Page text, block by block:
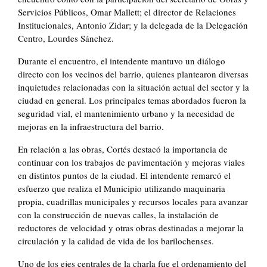
Servicios Públicos, Omar Mallett; el director de Relaciones
Institucionales, Antonio Zidar; y la delegada de la Delegación
Centro, Lourdes Sánchez.
Durante el encuentro, el intendente mantuvo un diálogo
directo con los vecinos del barrio, quienes plantearon diversas
inquietudes relacionadas con la situación actual del sector y la
ciudad en general. Los principales temas abordados fueron la
seguridad vial, el mantenimiento urbano y la necesidad de
mejoras en la infraestructura del barrio.
En relación a las obras, Cortés destacó la importancia de
continuar con los trabajos de pavimentación y mejoras viales
en distintos puntos de la ciudad. El intendente remarcó el
esfuerzo que realiza el Municipio utilizando maquinaria
propia, cuadrillas municipales y recursos locales para avanzar
con la construcción de nuevas calles, la instalación de
reductores de velocidad y otras obras destinadas a mejorar la
circulación y la calidad de vida de los barilochenses.
Uno de los ejes centrales de la charla fue el ordenamiento del